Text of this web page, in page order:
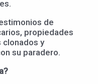
de
propiedades
clonados y
su paradero.